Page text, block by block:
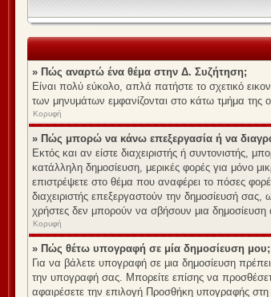
» Πώς αναρτώ ένα θέμα στην Δ. Συζήτηση;
Είναι πολύ εύκολο, απλά πατήστε το σχετικό
των μηνυμάτων εμφανίζονται στο κάτω τμήμα
Κορυφή
» Πώς μπορώ να κάνω επεξεργασία ή να
Εκτός και αν είστε διαχειριστής ή συντονιστής,
κατάλληλη δημοσίευση, μερικές φορές για μόνο
επιστρέψετε στο θέμα που αναφέρει το πόσες
διαχειριστής επεξεργαστούν την δημοσίευσή
χρήστες δεν μπορούν να σβήσουν μια δημοσίευση
Κορυφή
» Πώς θέτω υπογραφή σε μία δημοσίευση μου;
Για να βάλετε υπογραφή σε μια δημοσίευση
την υπογραφή σας. Μπορείτε επίσης να
αφαιρέσετε την επιλογή Προσθήκη υπογραφής